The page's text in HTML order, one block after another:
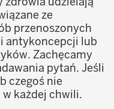
ze
przenoszonych
antykoncepcji lub
Zachęcamy
pytań. Jeśli
czegoś nie
w każdej chwili.